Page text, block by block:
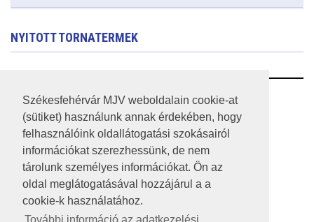
Székesfehérvár MJV weboldalain cookie-at
(sütiket) használunk annak érdekében, hogy
felhasználóink oldallátogatási szokásairól
információkat szerezhessünk, de nem
tárolunk személyes információkat. Ön az
oldal meglátogatásával hozzájárul a a
cookie-k használatához.
NYITOTT TORNATERMEK
RSS
A HONLAP 2017.03.31-I ÁLLAPOTA
JOGI NYILATKOZAT
IMPRESSZUM